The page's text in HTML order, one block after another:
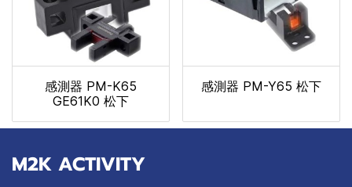
感測器 PM-K65
GE61K0 松下
感測器 PM-Y65 松下
M2K ACTIVITY